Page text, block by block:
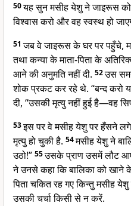
50यह सुन मसीह येशु ने जाइरूस
विश्वास करो और वह स्वस्थ हो
51जब वे जाइरूस के घर पर पहुँचे,
तथा कन्या के माता-पिता के
आने की अनुमति नहीं दी. 52उस
शोक प्रकट कर रहे थे. “बन्द करो
दी, “उसकी मृत्यु नहीं हुई है—वह
53इस पर वे मसीह येशु पर हँसने
मृत्यु हो चुकी है. 54मसीह येशु ने
उठो!” 55उसके प्राण उसमें लौट
ने उनसे कहा कि बालिका को खाने
पिता चकित रह गए किन्तु मसीह
उसकी चर्चा किसी से न करें.